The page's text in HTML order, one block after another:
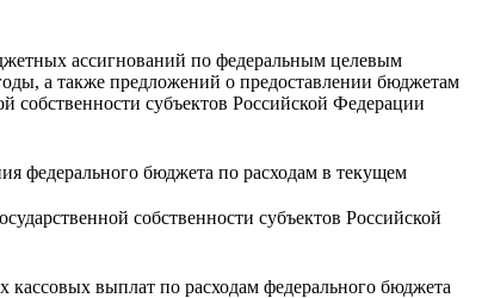
ассигнований по федеральным целевым
а также предложений о предоставлении бюджетам
собственности субъектов Российской Федерации
федерального бюджета по расходам в текущем
собственности субъектов Российской
выплат по расходам федерального бюджета